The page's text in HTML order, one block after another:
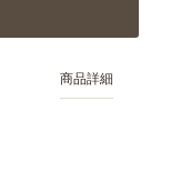
商品詳細